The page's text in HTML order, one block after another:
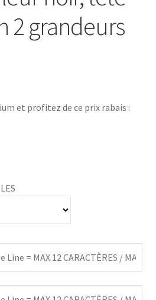
2 grandeurs
et profitez de ce prix rabais :